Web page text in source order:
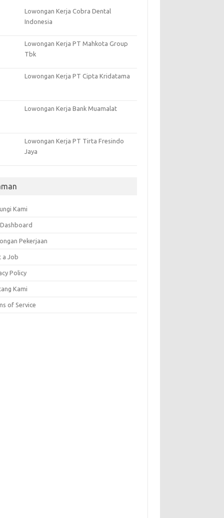
Lowongan Kerja Cobra Dental
Indonesia
Lowongan Kerja PT Mahkota Group
Tbk
Lowongan Kerja PT Cipta Kridatama
Lowongan Kerja Bank Muamalat
Lowongan Kerja PT Tirta Fresindo
Jaya
Kami
Pekerjaan
a Job
Policy
Kami
of Service